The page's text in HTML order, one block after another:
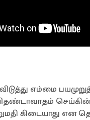
எம்மை
கிடையாது என